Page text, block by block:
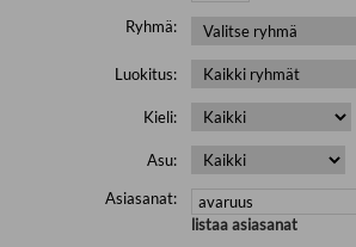
Ryhmä:
Luokitus:
Kieli:
Asu:
Asiasanat:
listaa asiasanat